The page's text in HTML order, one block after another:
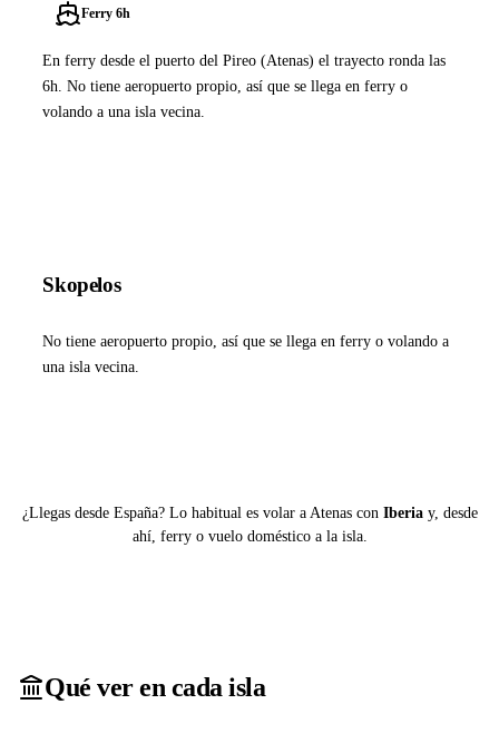
Ferry 6h
En ferry desde el puerto del Pireo (Atenas) el trayecto ronda las
6h. No tiene aeropuerto propio, así que se llega en ferry o
volando a una isla vecina.
Skopelos
No tiene aeropuerto propio, así que se llega en ferry o volando a
una isla vecina.
¿Llegas desde España? Lo habitual es volar a Atenas con Iberiay, desde
ahí, ferry o vuelo doméstico a la isla.
Qué ver en cada isla